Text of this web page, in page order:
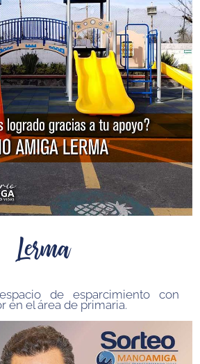
Lerma
de esparcimiento con
en el área de primaria.